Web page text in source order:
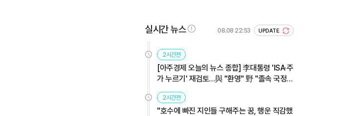
실시간 뉴스 08.08 22:53 UPDATE
2시간전
[아주경제 오늘의 뉴스 종합] 李대통령 'ISA·주
가 누르기' 재검토…與 "환영" 野 "졸속 국정"
外
2시간전
"호수에 빠진 지인들 구해주는 꿈, 행운 직감했